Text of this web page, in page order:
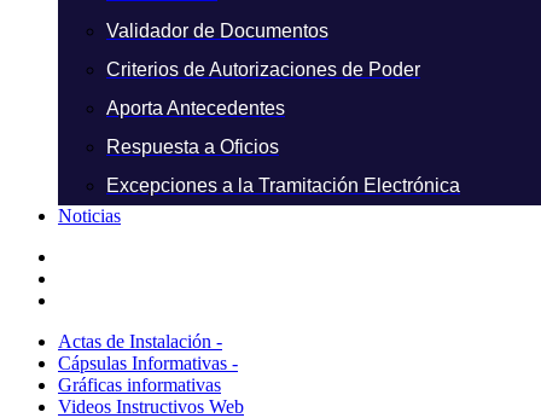
Validador de Documentos
Criterios de Autorizaciones de Poder
Aporta Antecedentes
Respuesta a Oficios
Excepciones a la Tramitación Electrónica
Noticias
Actas de Instalación -
Cápsulas Informativas -
Gráficas informativas
Videos Instructivos Web